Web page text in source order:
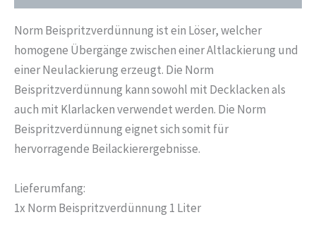
Norm Beispritzverdünnung ist ein Löser, welcher
homogene Übergänge zwischen einer Altlackierung und
einer Neulackierung erzeugt. Die Norm
Beispritzverdünnung kann sowohl mit Decklacken als
auch mit Klarlacken verwendet werden. Die Norm
Beispritzverdünnung eignet sich somit für
hervorragende Beilackierergebnisse.
Lieferumfang:
1x Norm Beispritzverdünnung 1 Liter